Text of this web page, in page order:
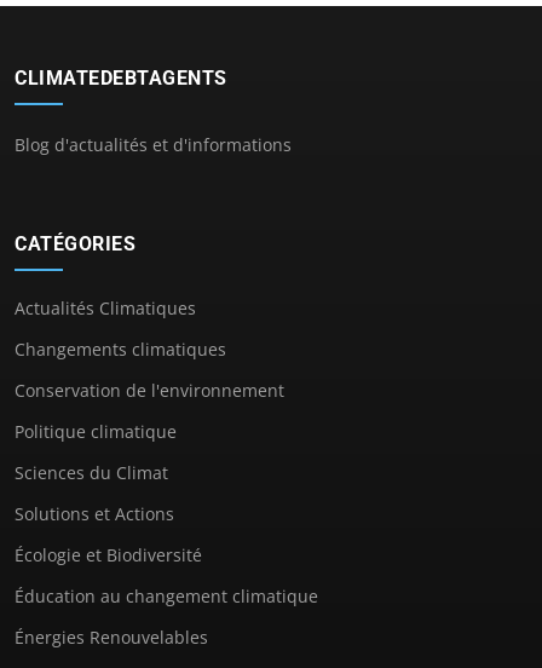
CLIMATEDEBTAGENTS
Blog d'actualités et d'informations
CATÉGORIES
Actualités Climatiques
Changements climatiques
Conservation de l'environnement
Politique climatique
Sciences du Climat
Solutions et Actions
Écologie et Biodiversité
Éducation au changement climatique
Énergies Renouvelables